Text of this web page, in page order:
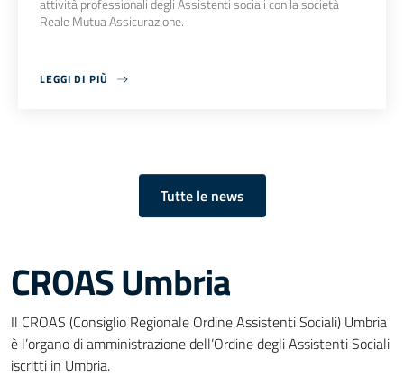
attività professionali degli Assistenti sociali con la società
Reale Mutua Assicurazione.
LEGGI DI PIÙ
Tutte le news
CROAS Umbria
Il CROAS (Consiglio Regionale Ordine Assistenti Sociali) Umbria
è l’organo di amministrazione dell’Ordine degli Assistenti Sociali
iscritti in Umbria.